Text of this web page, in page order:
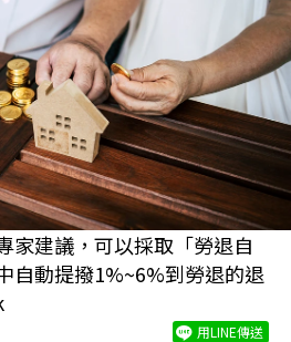
家建議，可以採取「勞退自
自動提撥1%~6%到勞退的退
用LINE傳送